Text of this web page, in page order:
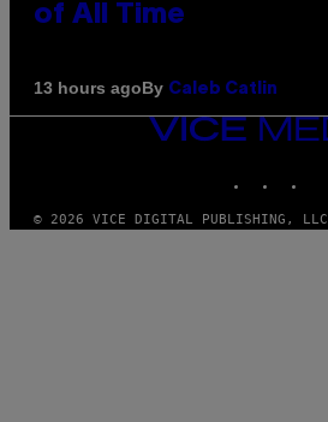
of All Time
13 hours agoBy Caleb Catlin
VICE
MEDIA
© 2026 VICE DIGITAL PUBLISHING, LLC